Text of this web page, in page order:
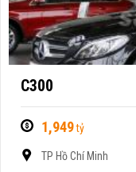
C300
1,949tỷ
TP Hồ Chí Minh